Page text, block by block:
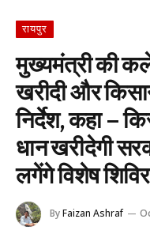
रायपुर
मुख्यमंत्री की
खरीदी और
निर्देश, कहा –
धान खरीदेगी
लगेंगे विशेष शिविर
ByFaizan Ashraf